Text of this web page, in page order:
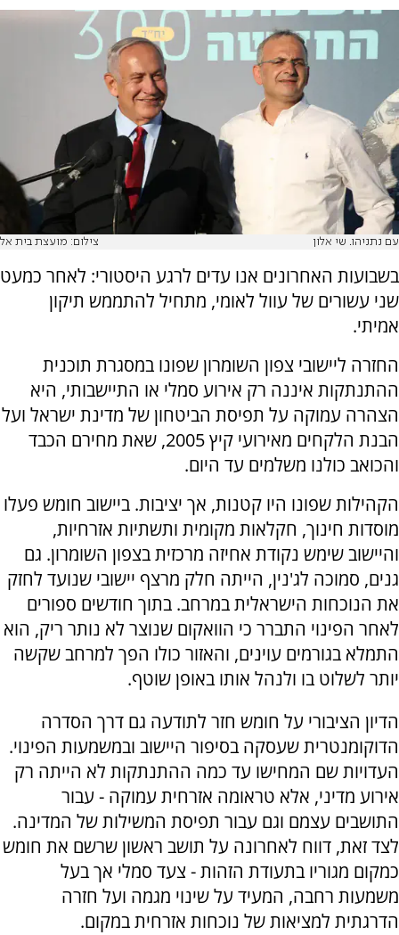
עם נתניהו. שי אלון צילום: מועצת בית אל
בשבועות האחרונים אנו עדים לרגע היסטורי: לאחר כמעט
שני עשורים של עוול לאומי, מתחיל להתממש תיקון
אמיתי.
החזרה ליישובי צפון השומרון שפונו במסגרת תוכנית
ההתנתקות איננה רק אירוע סמלי או התיישבותי, היא
הצהרה עמוקה על תפיסת הביטחון של מדינת ישראל ועל
הבנת הלקחים מאירועי קיץ 2005, שאת מחירם הכבד
והכואב כולנו משלמים עד היום.
הקהילות שפונו היו קטנות, אך יציבות. ביישוב חומש פעלו
מוסדות חינוך, חקלאות מקומית ותשתיות אזרחיות,
והיישוב שימש נקודת אחיזה מרכזית בצפון השומרון. גם
גנים, סמוכה לג'נין, הייתה חלק מרצף יישובי שנועד לחזק
את הנוכחות הישראלית במרחב. בתוך חודשים ספורים
לאחר הפינוי התברר כי הוואקום שנוצר לא נותר ריק, הוא
התמלא בגורמים עוינים, והאזור כולו הפך למרחב שקשה
יותר לשלוט בו ולנהל אותו באופן שוטף.
הדיון הציבורי על חומש חזר לתודעה גם דרך הסדרה
הדוקומנטרית שעסקה בסיפור היישוב ובמשמעות הפינוי.
העדויות שם המחישו עד כמה ההתנתקות לא הייתה רק
אירוע מדיני, אלא טראומה אזרחית עמוקה - עבור
התושבים עצמם וגם עבור תפיסת המשילות של המדינה.
לצד זאת, דווח לאחרונה על תושב ראשון שרשם את חומש
כמקום מגוריו בתעודת הזהות - צעד סמלי אך בעל
משמעות רחבה, המעיד על שינוי מגמה ועל חזרה
הדרגתית למציאות של נוכחות אזרחית במקום.